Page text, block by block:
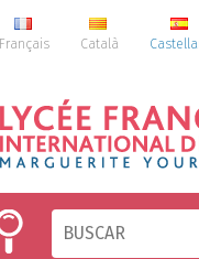
Français Català